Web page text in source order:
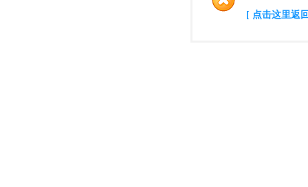
[ 点击这里返